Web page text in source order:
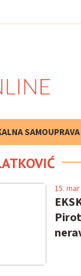
SAMOUPRAVA
15.